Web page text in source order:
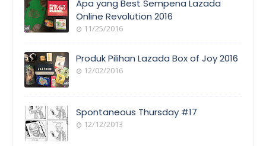
COVERAGE
Apa yang Best Sempena Lazada
Online Revolution 2016
11/25/2016
THINGS
Produk Pilihan Lazada Box of Joy 2016
12/02/2016
Spontaneous Thursday #17
12/12/2013